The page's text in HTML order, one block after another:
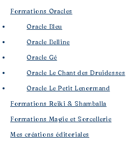
Formations Oracles
Oracle Bleu
Oracle Belline
Oracle Gé
​Oracle Le Chant des Druidesses​
Oracle Le Petit Lenormand​
Formations Reiki & Shamballa
Formations Magie et Sorcellerie
Mes créations éditoriales